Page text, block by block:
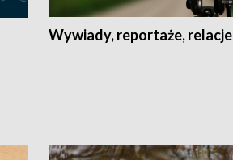
Wywiady, reportaże, relacje